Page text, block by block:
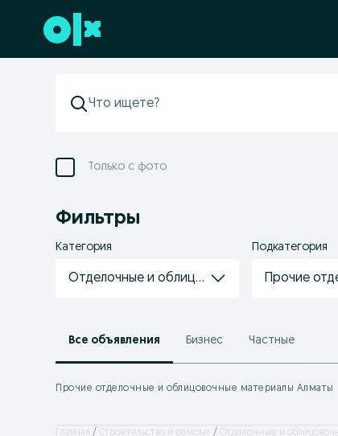
Перейти к нижнему колонтитулу
Только с фото
Фильтры
Категория
Отделочные и облицовочные материалы
Подкатегория
Прочие
Все объявления Бизнес Частные
Прочие отделочные и облицовочные материалы Алматы
Главная Строительство и ремонт Отделочные и